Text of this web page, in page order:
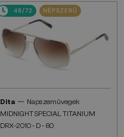
48/72 NÉPSZERŰ
Dita — Napszemüvegek
MIDNIGHT SPECIAL TITANIUM
DRX-2010 - D - 60